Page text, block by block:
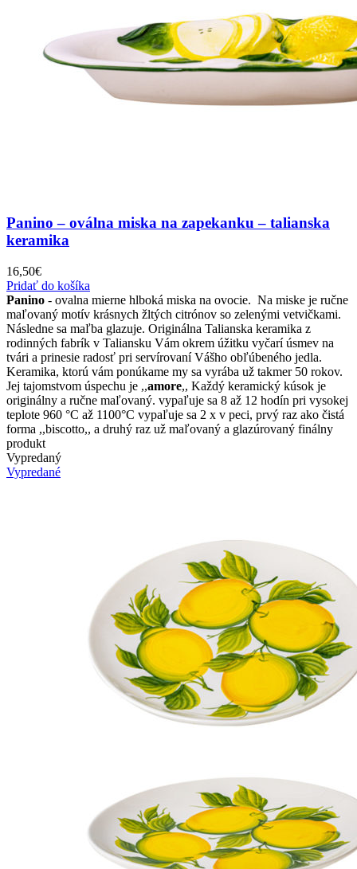
Panino – oválna miska na zapekanku – talianska
keramika
16,50€
Pridať do košíka
Panino - ovalna mierne hlboká miska na ovocie. Na miske je ručne
maľovaný motív krásnych žltých citrónov so zelenými vetvičkami.
Následne sa maľba glazuje. Originálna Talianska keramika z
rodinných fabrík v Taliansku Vám okrem úžitku vyčarí úsmev na
tvári a prinesie radosť pri servírovaní Vášho obľúbeného jedla.
Keramika, ktorú vám ponúkame my sa vyrába už takmer 50 rokov.
Jej tajomstvom úspechu je ,,amore,, Každý keramický kúsok je
originálny a ručne maľovaný. vypaľuje sa 8 až 12 hodín pri vysokej
teplote 960 °C až 1100°C vypaľuje sa 2 x v peci, prvý raz ako čistá
forma ,,biscotto,, a druhý raz už maľovaný a glazúrovaný finálny
produkt
Vypredaný
Vypredané